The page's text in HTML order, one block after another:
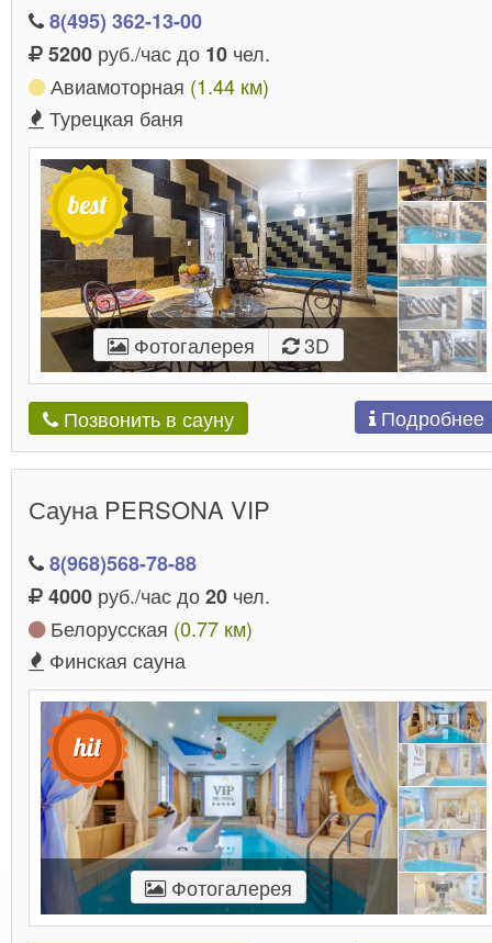
8(495) 362-13-00
5200 руб./час до 10 чел.
Авиамоторная (1.44 км)
Турецкая баня
Фотогалерея 3D
Позвонить в сауну Подробнее
Сауна PERSONA VIP
8(968)568-78-88
4000 руб./час до20 чел.
Белорусская (0.77 км)
Финская сауна
Фотогалерея